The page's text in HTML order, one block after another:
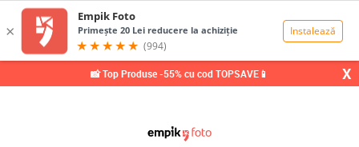
📸 Top Produse -55% cu cod TOPSAVE📱 X